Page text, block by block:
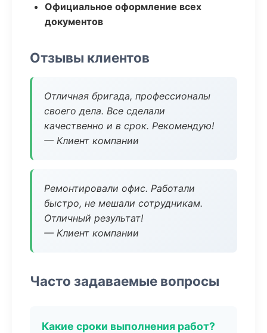
Официальное оформление всех
документов
Отзывы клиентов
Отличная бригада, профессионалы
своего дела. Все сделали
качественно и в срок. Рекомендую!
— Клиент компании
Ремонтировали офис. Работали
быстро, не мешали сотрудникам.
Отличный результат!
— Клиент компании
Часто задаваемые вопросы
Какие сроки выполнения работ?